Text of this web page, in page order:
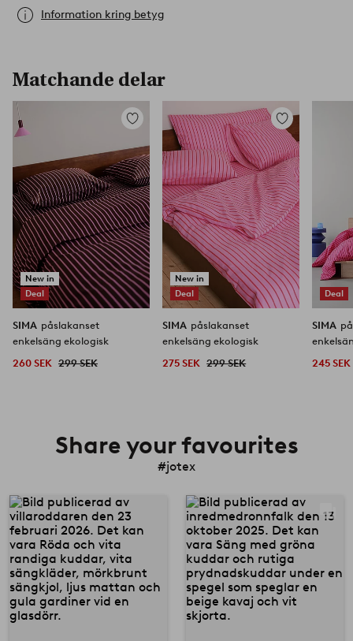
Information kring betyg
Matchande delar
New in
Deal
Lägg
favoriter
SIMA påslakanset
enkelsäng ekologisk
260 SEK 299 SEK
New in
Deal
Lägg
till
i
favoriter
SIMA påslakanset
enkelsäng ekologisk
275 SEK 299 SEK
Deal
SIMA
245 SEK
Share your favourites
#jotex